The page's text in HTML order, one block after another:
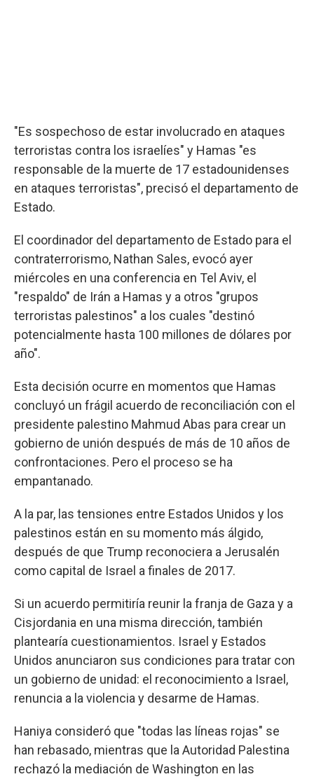
"Es sospechoso de estar involucrado en ataques
terroristas contra los israelíes" y Hamas "es
responsable de la muerte de 17 estadounidenses
en ataques terroristas", precisó el departamento de
Estado.
El coordinador del departamento de Estado para el
contraterrorismo, Nathan Sales, evocó ayer
miércoles en una conferencia en Tel Aviv, el
"respaldo" de Irán a Hamas y a otros "grupos
terroristas palestinos" a los cuales "destinó
potencialmente hasta 100 millones de dólares por
año".
Esta decisión ocurre en momentos que Hamas
concluyó un frágil acuerdo de reconciliación con el
presidente palestino Mahmud Abas para crear un
gobierno de unión después de más de 10 años de
confrontaciones. Pero el proceso se ha
empantanado.
A la par, las tensiones entre Estados Unidos y los
palestinos están en su momento más álgido,
después de que Trump reconociera a Jerusalén
como capital de Israel a finales de 2017.
Si un acuerdo permitiría reunir la franja de Gaza y a
Cisjordania en una misma dirección, también
plantearía cuestionamientos. Israel y Estados
Unidos anunciaron sus condiciones para tratar con
un gobierno de unidad: el reconocimiento a Israel,
renuncia a la violencia y desarme de Hamas.
Haniya consideró que "todas las líneas rojas" se
han rebasado, mientras que la Autoridad Palestina
rechazó la mediación de Washington en las